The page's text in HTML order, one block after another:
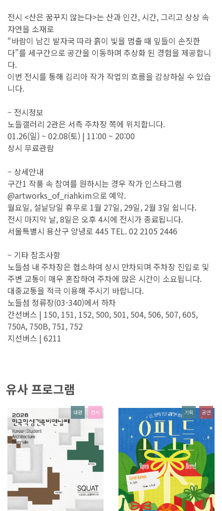
전시 <산은 꿈꾸지 않는다>는 산과 인간, 시간, 그리고 상상 속
자연을 소재로
“바람이 남긴 발자국 따라 흙이 빛을 멈출 때 잎들이 손짓한
다”를 세구간으로 공간을 이동하며 추상화 된 경험을 제공합니
다.
이번 전시를 통해 김리아 작가 작업의 흐름을 감상하실 수 있습
니다.
– 전시정보
노들갤러리 2관은 서측 주차장 쪽에 위치합니다.
01.26(일) ~ 02.08(토) | 11:00 ~ 20:00
상시 무료관람
– 상세안내
구간1 작품 속 참여를 원하시는 경우 작가 인스타그램
@artworks_of_riahkim으로 예약.
월요일, 설날당일 휴무로 1월 27일, 29일, 2월 3일 쉽니다.
전시 마지막 날, 8일은 오후 4시에 전시가 종료됩니다.
서울특별시 용산구 양녕로 445 TEL. 02 2105 2446
– 기타 참조사항
노들섬 내 주차장은 협소하여 상시 만차되며 주차장 진입로 및
주변 교통이 매우 혼잡하여 주차에 많은 시간이 소요됩니다.
대중교통을 적극 이용해 주시기 바랍니다.
노들섬 정류장(03-340)에서 하차
간선버스 | 150, 151, 152, 500, 501, 504, 506, 507, 605,
750A, 750B, 751, 752
지선버스 | 6211
유사 프로그램
대관 전시 기획 공연